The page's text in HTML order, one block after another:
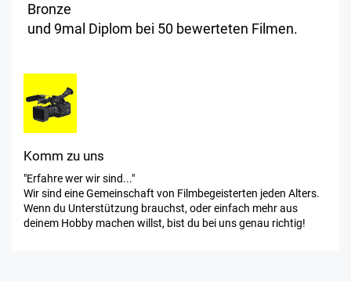
Bronze
und 9mal Diplom bei 50 bewerteten Filmen.
Komm zu uns
"Erfahre wer wir sind..."
Wir sind eine Gemeinschaft von Filmbegeisterten jeden Alters.
Wenn du Unterstützung brauchst, oder einfach mehr aus
deinem Hobby machen willst, bist du bei uns genau richtig!